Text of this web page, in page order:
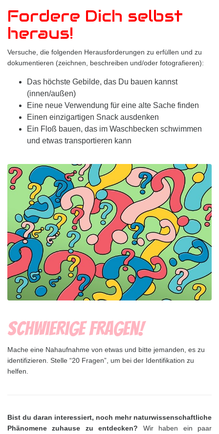
Fordere Dich selbst
heraus!
Versuche, die folgenden Herausforderungen zu erfüllen und zu
dokumentieren (zeichnen, beschreiben und/oder fotografieren):
Das höchste Gebilde, das Du bauen kannst
(innen/außen)
Eine neue Verwendung für eine alte Sache finden
Einen einzigartigen Snack ausdenken
Ein Floß bauen, das im Waschbecken schwimmen
und etwas transportieren kann
Schwierige Fragen!
Mache eine Nahaufnahme von etwas und bitte jemanden, es zu
identifizieren. Stelle “20 Fragen”, um bei der Identifikation zu
helfen.
Bist du daran interessiert, noch mehr naturwissenschaftliche
Phänomene zuhause zu entdecken? Wir haben ein paar